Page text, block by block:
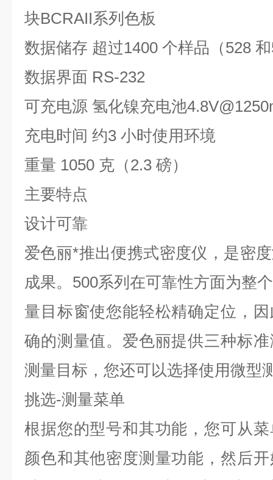
块BCRAII系列色板
数据储存 超过1400 个样品（528
数据界面 RS-232
可充电源 氢化镍充电池
充电时间 约3 小时使用环境
重量 1050 克（2.3 磅）
主要特点
设计可靠
爱色丽*推出便携式密度仪，是密
成果。500系列在可靠性方面为整
量目标窗使您能轻松精确定位，
确的测量值。爱色丽提供三种标
测量目标，您还可以选择使用微型
挑选-测量菜单
根据您的型号和其功能，您可从
颜色和其他密度测量功能，然后